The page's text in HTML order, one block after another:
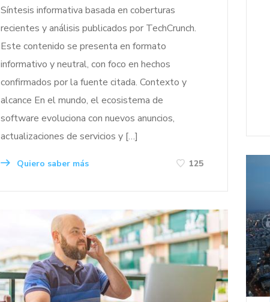
Síntesis informativa basada en coberturas
recientes y análisis publicados por TechCrunch.
Este contenido se presenta en formato
informativo y neutral, con foco en hechos
confirmados por la fuente citada. Contexto y
alcance En el mundo, el ecosistema de
software evoluciona con nuevos anuncios,
actualizaciones de servicios y […]
Quiero saber más 125